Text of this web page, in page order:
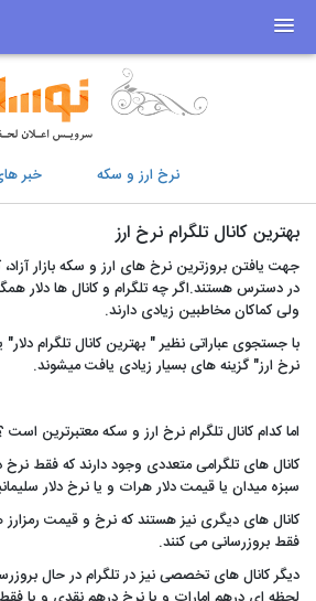
نرخ ارز و سکه خبر
بهترین کانال تلگرام نرخ ارز
جهت یافتن بروزترین نرخ های ارز و سکه بازار
در دسترس هستند.اگر چه تلگرام و کانال ها دلار
ولی کماکان مخاطبین زیادی دارند.
با جستجوی عباراتی نظیر " بهترین کانال تلگرام دلار"
نرخ ارز" گزینه های بسیار زیادی یافت میشوند.
اما کدام کانال تلگرام نرخ ارز و سکه معتبرترین است
کانال های تلگرامی متعددی وجود دارند که فقط نرخ
سبزه میدان یا قیمت دلار هرات و یا نرخ دلار
کانال های دیگری نیز هستند که نرخ و قیمت
فقط بروزرسانی می کنند.
دیگر کانال های تخصصی نیز در تلگرام در حال